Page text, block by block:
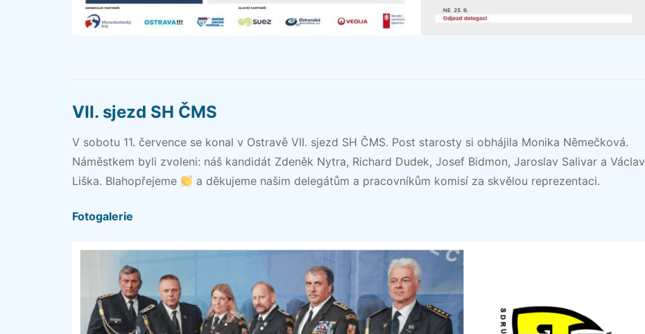
VII. sjezd SH ČMS
V sobotu 11. července se konal v Ostravě VII. sjezd SH ČMS. Post starosty si obhájila Monika Němečková.
Náměstkem byli zvoleni: náš kandidát Zdeněk Nytra, Richard Dudek, Josef Bidmon, Jaroslav Salivar a Václav
Liška. Blahopřejeme
a děkujeme našim delegátům a pracovníkům komisí za skvělou reprezentaci.
Fotogalerie